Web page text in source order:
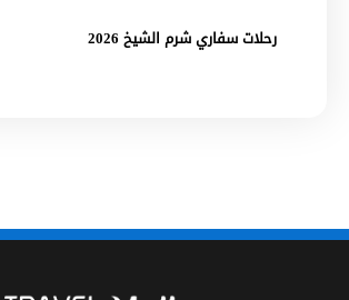
رحلات سفاري شرم الشيخ 2026